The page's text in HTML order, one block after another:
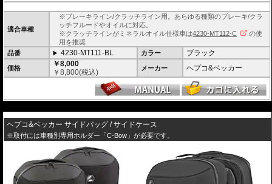
適合車種
※ブレーキライン/クラッチライン用。あらゆる種類のブレーキ/クラ
ッチフルードやオイルに対応。
※クラッチラインがミネラルオイル仕様車は4230-MT112-C
の使
用を推奨
品番
4230-MT111-BL カラー ブラック
価格
￥8,000
￥8,800(税込) メーカー ヘプコ&ベッカー
ヘプコ&ベッカー サイドバッグ / サイドケース
※取付には車種別専用ホルダー「C-Bow」が必要です。